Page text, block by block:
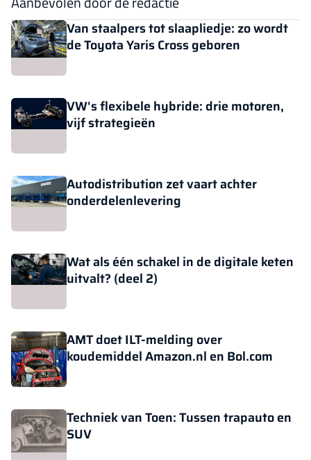
Van staalpers tot slaapliedje: zo wordt
de Toyota Yaris Cross geboren
VW's flexibele hybride: drie motoren,
vijf strategieën
Autodistribution zet vaart achter
onderdelenlevering
Wat als één schakel in de digitale keten
uitvalt? (deel 2)
AMT doet ILT-melding over
koudemiddel Amazon.nl en Bol.com
Techniek van Toen: Tussen trapauto en
SUV